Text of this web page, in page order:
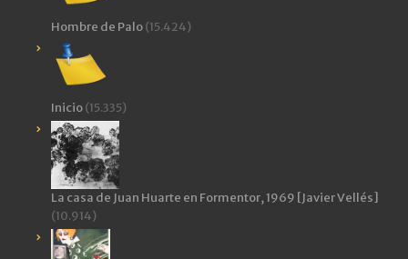
Hombre de Palo(15.424)
Inicio(15.335)
La casa de Juan Huarte en Formentor, 1969 [Javier Vellés]
(10.914)